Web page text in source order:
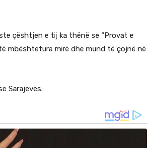
çështjen e tij ka thënë se “Provat e
mbështetura mirë dhe mund të çojnë në
Sarajevës.